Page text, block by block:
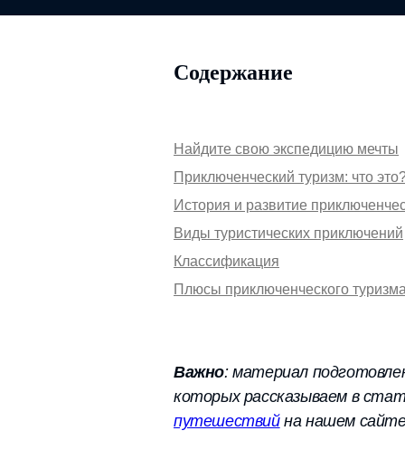
Содержание
Найдите свою экспедицию мечты
Приключенческий туризм: что
История и развитие
Виды туристических приключений
Классификация
Плюсы приключенческого туризма
Важно: материал
которых рассказываем в
путешествийна нашем